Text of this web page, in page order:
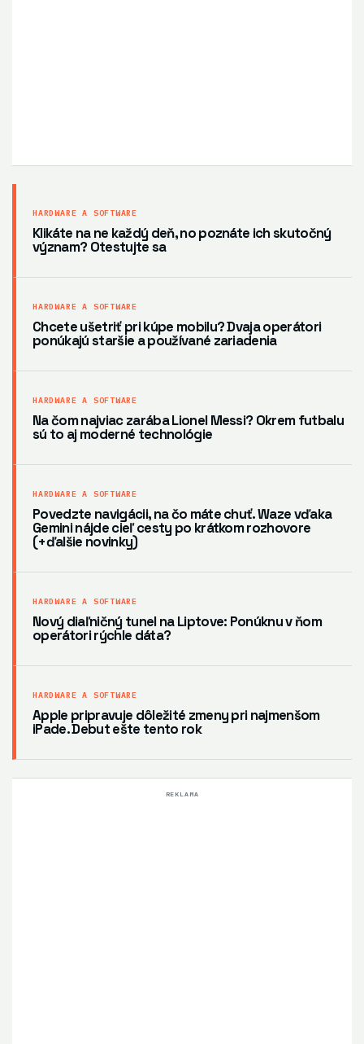
HARDWARE A SOFTWARE
Klikáte na ne každý deň, no poznáte ich skutočný
význam? Otestujte sa
HARDWARE A SOFTWARE
Chcete ušetriť pri kúpe mobilu? Dvaja operátori
ponúkajú staršie a používané zariadenia
HARDWARE A SOFTWARE
Na čom najviac zarába Lionel Messi? Okrem futbalu
sú to aj moderné technológie
HARDWARE A SOFTWARE
Povedzte navigácii, na čo máte chuť. Waze vďaka
Gemini nájde cieľ cesty po krátkom rozhovore
(+ďalšie novinky)
HARDWARE A SOFTWARE
Nový diaľničný tunel na Liptove: Ponúknu v ňom
operátori rýchle dáta?
HARDWARE A SOFTWARE
Apple pripravuje dôležité zmeny pri najmenšom
iPade. Debut ešte tento rok
REKLAMA